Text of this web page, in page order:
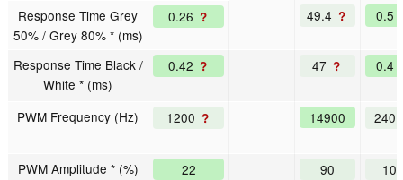
Response Time Grey
50% / Grey 80% * (ms)
0.26 ? 49.4 ? 0.5
Response Time Black /
White * (ms)
0.42 ? 47 ? 0.4
PWM Frequency (Hz) 1200 ? 14900 240
PWM Amplitude * (%) 22 90 100